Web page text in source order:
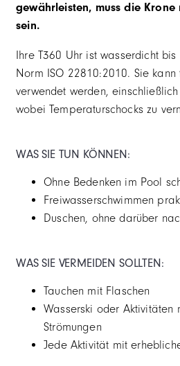
gewährleisten, muss die
sein.
Ihre T360 Uhr ist wasserdicht
Norm ISO 22810:2010. Sie
verwendet werden,
wobei Temperaturschocks zu
WAS SIE TUN KÖNNEN:
Ohne Bedenken im Pool
Freiwasserschwimmen
Duschen, ohne darüber
WAS SIE VERMEIDEN SOLLTEN:
Tauchen mit Flaschen
Wasserski oder Aktivitäten
Strömungen
Jede Aktivität mit